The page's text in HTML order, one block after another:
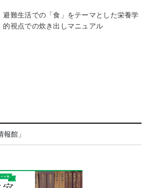
避難生活での「食」をテーマとした栄養学
的視点での炊き出しマニュアル
館」